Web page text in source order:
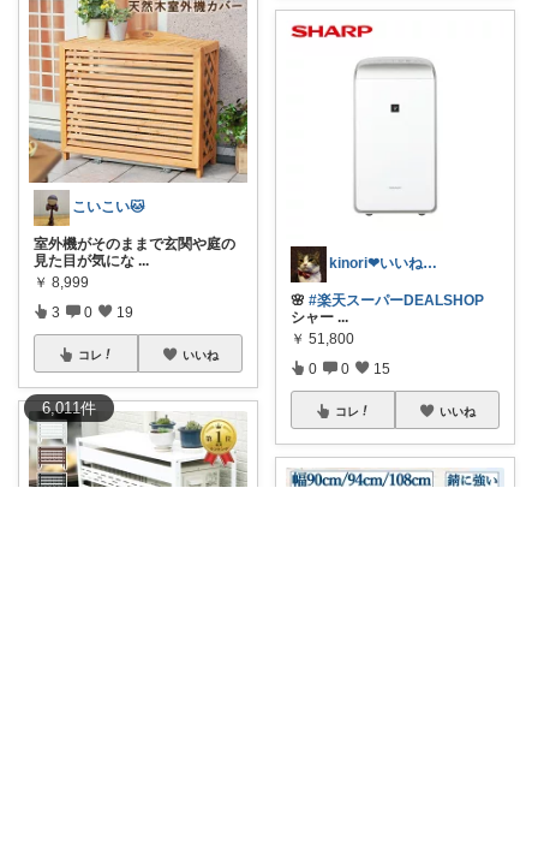
6,011件
こいこい🐱
室外機がそのままで玄関や庭の
見た目が気にな ...
￥ 8,999
3 0 19
コレ いいね
kinori❤︎いいねご購入感謝です💝
🌸 #楽天スーパーDEALSHOP
シャー ...
￥ 51,800
0 0 15
コレ いいね